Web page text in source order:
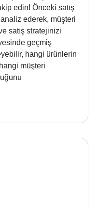
edin! Önceki satış
ederek, müşteri
satış stratejinizi
geçmiş
hangi ürünlerin
müşteri